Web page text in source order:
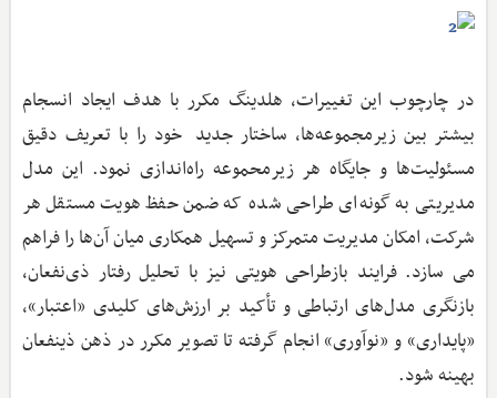
در چارچوب این تغییرات، هلدینگ مکرر با هدف ایجاد انسجام
بیشتر بین زیرمجموعه‌ها، ساختار جدید خود را با تعریف دقیق
مسئولیت‌ها و جایگاه هر زیرمحموعه راه‌اندازی نمود. این مدل
مدیریتی به گونه‌ای طراحی شده که ضمن حفظ هویت مستقل هر
شرکت، امکان مدیریت متمرکز و تسهیل همکاری میان آن‌ها را فراهم
می سازد. فرایند بازطراحی هویتی نیز با تحلیل رفتار ذی‌نفعان،
بازنگری مدل‌های ارتباطی و تأکید بر ارزش‌های کلیدی «اعتبار»،
«پایداری» و «نوآوری» انجام گرفته تا تصویر مکرر در ذهن ذینفعان
بهینه شود.